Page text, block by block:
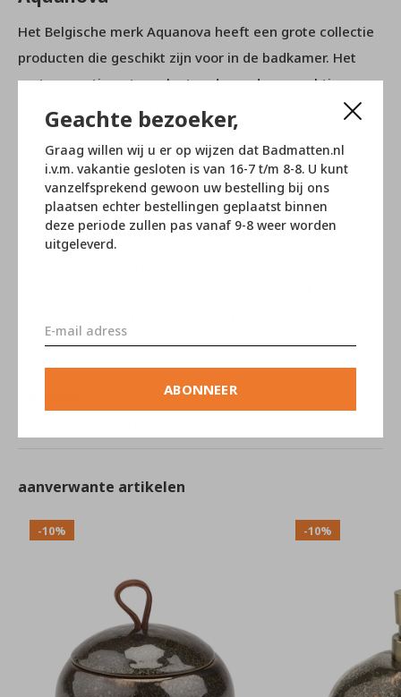
Geachte bezoeker,
Graag willen wij u er op wijzen dat Badmatten.nl
i.v.m. vakantie gesloten is van 16-7 t/m 8-8. U kunt
vanzelfsprekend gewoon uw bestelling bij ons
plaatsen echter bestellingen geplaatst binnen
deze periode zullen pas vanaf 9-8 weer worden
uitgeleverd.
ABONNEER
Het Belgische merk Aquanova heeft een grote collectie
producten die geschikt zijn voor in de badkamer. Het
grote assortiment omslaat onder andere prachtige
handdoeken, badmatten, badjassen, wasmanden,
zeeppompjes, spiegels, toilet borstels en opbergdoosjes
behoren hiertoe. Alle artikelen zijn gemaakt van
hoogwaardige materialen en vervaardigd met het oog
op gebruikersgemak. Met de prachtige duurzame
producten van Aquanova geeft u uw badkamer in een
aanverwante artikelen
-10% -10%